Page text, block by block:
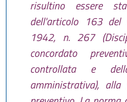
risultino essere
dell'articolo 163
1942, n. 267
concordato
controllata e
amministrativa),